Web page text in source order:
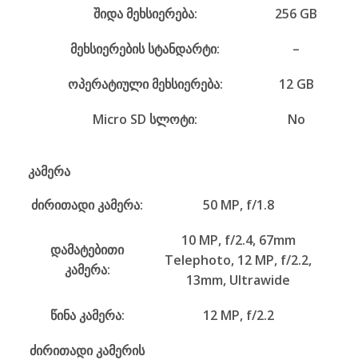
შიდა მეხსიერება:
256 GB
მეხსიერების სტანდარტი:
–
ოპერატიული მეხსიერება:
12 GB
Micro SD სლოტი:
No
კამერა
ძირითადი კამერა:
50 MP, f/1.8
დამატებითი
კამერა:
10 MP, f/2.4, 67mm
Telephoto, 12 MP, f/2.2,
13mm, Ultrawide
წინა კამერა:
12 MP, f/2.2
ძირითადი კამერის